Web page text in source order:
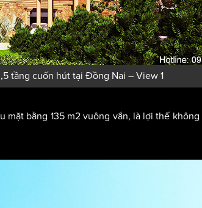
tầng cuốn hút tại Đồng Nai – View 1
bằng 135 m2 vuông vắn, là lợi thế